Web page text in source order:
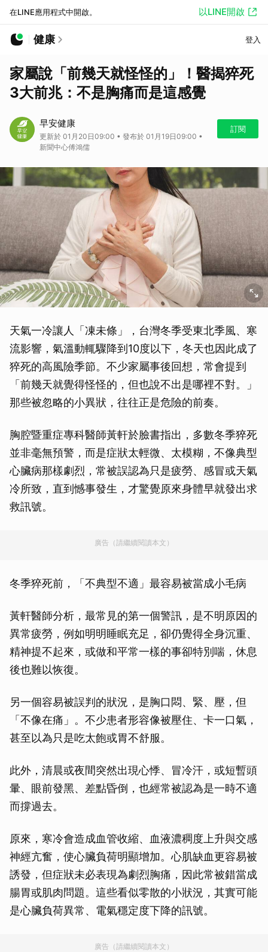
在LINE應用程式中開啟。 以LINE開啟
健康 登入
家屬說「前幾天就怪怪的」！醫揭猝死
3大前兆：不是胸痛而是這感覺
早安健康
更新於 01月20日09:00 • 發布於 01月19日09:00 •
新聞中心傅鴻儒
訂閱
天氣一冷讓人「凍未條」，台灣冬季受東北季風、寒
流影響，氣溫動輒驟降到10度以下，冬天也因此成了
猝死的高風險季節。不少家屬事後回想，常會提到
「前幾天就覺得怪怪的，但也說不出是哪裡不對。」
那些被忽略的小異狀，往往正是危險的前奏。
胸腔暨重症專科醫師黃軒於臉書指出，多數冬季猝死
並非毫無預警，而是症狀太輕微、太模糊，不像典型
心臟病那樣劇烈，常被誤認為只是疲勞、感冒或天氣
冷所致，直到憾事發生，才驚覺原來身體早就發出求
救訊號。
廣告（請繼續閱讀本文）
冬季猝死前，「不典型不適」最容易被當成小毛病
黃軒醫師分析，最常見的第一個警訊，是不明原因的
異常疲勞，例如明明睡眠充足，卻仍覺得全身沉重、
精神提不起來，或做和平常一樣的事卻特別喘，休息
後也難以恢復。
另一個容易被誤判的狀況，是胸口悶、緊、壓，但
「不像在痛」。不少患者形容像被壓住、卡一口氣，
甚至以為只是吃太飽或胃不舒服。
此外，清晨或夜間突然出現心悸、冒冷汗，或短暫頭
暈、眼前發黑、差點昏倒，也經常被認為是一時不適
而撐過去。
原來，寒冷會造成血管收縮、血液濃稠度上升與交感
神經亢奮，使心臟負荷明顯增加。心肌缺血更容易被
誘發，但症狀未必表現為劇烈胸痛，因此常被錯當成
腸胃或肌肉問題。這些看似零散的小狀況，其實可能
是心臟負荷異常、電氣穩定度下降的訊號。
廣告（請繼續閱讀本文）